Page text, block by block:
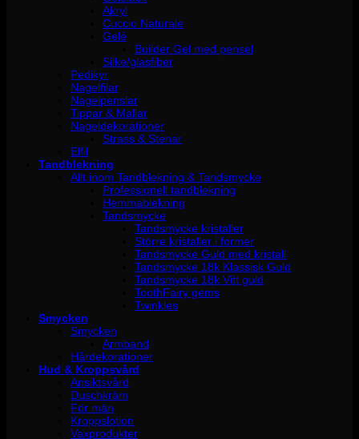
Akryl
Cuccio Naturale
Gelé
Builder Gel med pensel
Silke/glasfiber
Pedikyr
Nagelfilar
Nagelpenslar
Tippar & Mallar
Nageldekorationer
Strass & Stenar
Elfil
Tandblekning
Allt inom Tandblekning & Tandsmycke
Professionell tandblekning
Hemmablekning
Tandsmycke
Tandsmycke kristaller
Större kristaller i former
Tandsmycke Guld med kristall
Tandsmycke 18k Klassisk Guld
Tandsmycke 18k Vitt guld
ToothFairy gems
Twinkles
Smycken
Smycken
Armband
Hårdekorationer
Hud & Kroppsvård
Ansiktsvård
Duschkräm
För män
Kroppslotion
Vaxprodukter